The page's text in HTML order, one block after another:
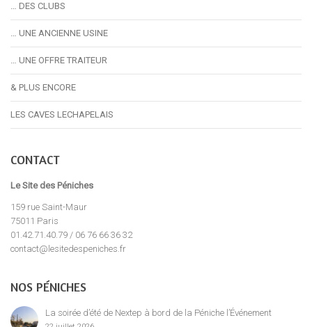
… DES CLUBS
… UNE ANCIENNE USINE
… UNE OFFRE TRAITEUR
& PLUS ENCORE
LES CAVES LECHAPELAIS
CONTACT
Le Site des Péniches
159 rue Saint-Maur
75011 Paris
01.42.71.40.79 / 06 76 66 36 32
contact@lesitedespeniches.fr
NOS PÉNICHES
La soirée d’été de Nextep à bord de la Péniche l’Événement